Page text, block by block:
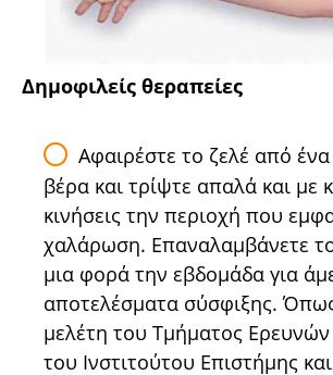
Δημοφιλείς θεραπείες
Αφαιρέστε το ζελέ από
βέρα και τρίψτε απαλά και με
κινήσεις την περιοχή που
χαλάρωση. Επαναλαμβάνετε
μια φορά την εβδομάδα για
αποτελέσματα σύσφιξης.
μελέτη του Τμήματος
του Ινστιτούτου Επιστήμης